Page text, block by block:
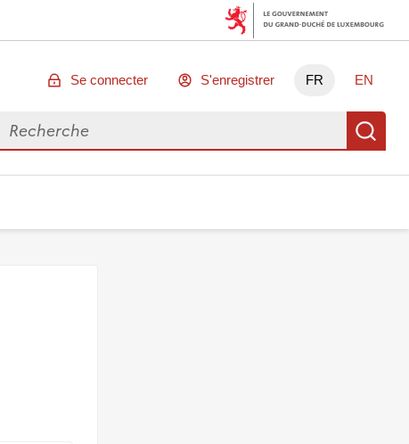
Se connecter S'enregistrer FR EN
Rechercher des données